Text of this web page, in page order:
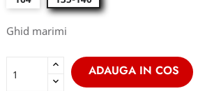
Ghid marimi
ADAUGA IN COS